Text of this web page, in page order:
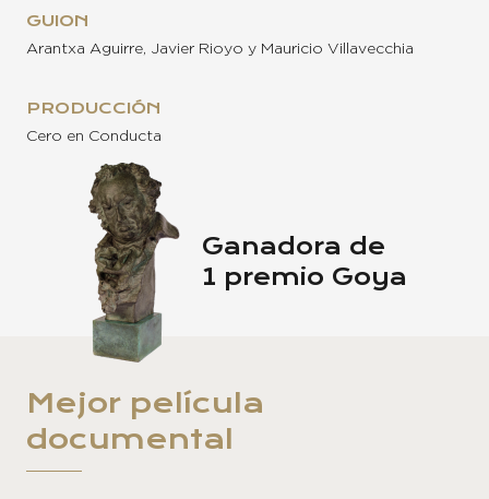
GUION
Arantxa Aguirre, Javier Rioyo y Mauricio Villavecchia
PRODUCCIÓN
Cero en Conducta
Ganadora de
1 premio Goya
Mejor película
documental